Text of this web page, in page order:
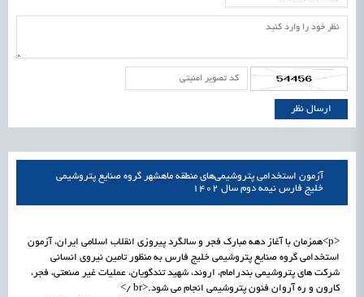
آزمون استخدامی پتروشیمی‌های منطقه ماهشهر گروه صنایع پتروشیمی
خلیج فارس نیمه دوم سال 1402
<p>همزمان با آغاز دهه مبارک فجر و سالگرد پیروزی انقلاب اسلامی ایران، آزمون
استخدامی گروه صنایع پتروشیمی خلیج فارس به منظور تامین نیروی انسانی
شرکت های پتروشیمی بندرامام، اروند، شهید تندگویان، عملیات غیر صنعتی، فجر،
کارون و ره آروان فنون پتروشیمی انجام می شود.<br />